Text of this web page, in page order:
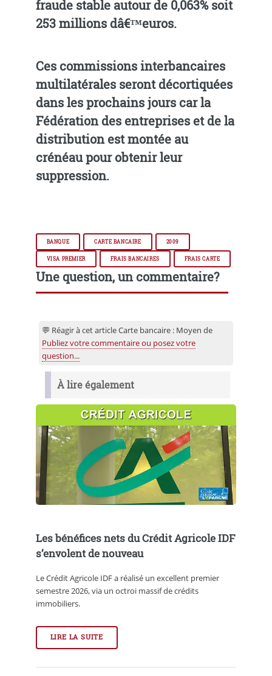
fraude stable autour de 0,063% soit
253 millions dâ€™euros.
Ces commissions interbancaires
multilatérales seront décortiquées
dans les prochains jours car la
Fédération des entreprises et de la
distribution est montée au
crénéau pour obtenir leur
suppression.
BANQUE CARTE BANCAIRE 2009
VISA PREMIER FRAIS BANCAIRES FRAIS CARTE
Une question, un commentaire?
💬 Réagir à cet article Carte bancaire : Moyen de
Publiez votre commentaire ou posez votre
question...
À lire également
Les bénéfices nets du Crédit Agricole IDF
s’envolent de nouveau
Le Crédit Agricole IDF a réalisé un excellent premier
semestre 2026, via un octroi massif de crédits
immobiliers.
LIRE LA SUITE